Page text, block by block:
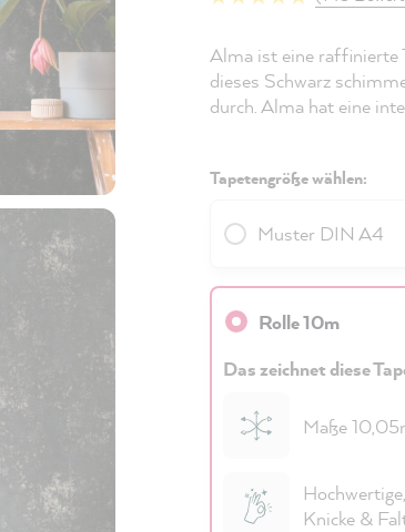
Alma ist eine raffinierte
dieses Schwarz
durch. Alma hat eine
Tapetengröße wählen:
Muster DIN A4
Rolle 10m
Das zeichnet diese
Maße
Knicke &